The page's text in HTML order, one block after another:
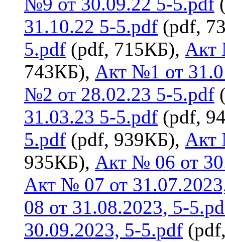
31.10.22 5-5.pdf (pdf,
5.pdf (pdf, 715КБ), Акт
743КБ), Акт №1 от
№2 от 28.02.23 5-5.pdf
31.03.23 5-5.pdf (pdf,
5.pdf (pdf, 939КБ), Акт
935КБ), Акт № 06 от
Акт № 07 от
08 от 31.08.2023, 5-
30.09.2023, 5-5.pdf